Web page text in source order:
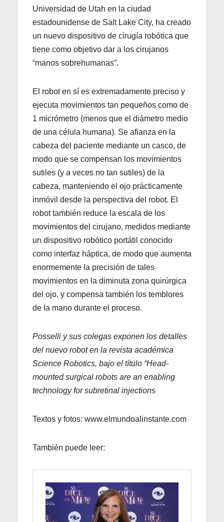
Universidad de Utah en la ciudad
estadounidense de Salt Lake City, ha creado
un nuevo dispositivo de cirugía robótica que
tiene como objetivo dar a los cirujanos
“manos sobrehumanas”.
El robot en sí es extremadamente preciso y
ejecuta movimientos tan pequeños como de
1 micrómetro (menos que el diámetro medio
de una célula humana). Se afianza en la
cabeza del paciente mediante un casco, de
modo que se compensan los movimientos
sutiles (y a veces no tan sutiles) de la
cabeza, manteniendo el ojo prácticamente
inmóvil desde la perspectiva del robot. El
robot también reduce la escala de los
movimientos del cirujano, medidos mediante
un dispositivo robótico portátil conocido
como interfaz háptica, de modo que aumenta
enormemente la precisión de tales
movimientos en la diminuta zona quirúrgica
del ojo, y compensa también los temblores
de la mano durante el proceso.
Posselli y sus colegas exponen los detalles
del nuevo robot en la revista académica
Science Robotics, bajo el título “Head-
mounted surgical robots are an enabling
technology for subretinal injections
Textos y fotos: www.elmundoalinstante.com
También puede leer: